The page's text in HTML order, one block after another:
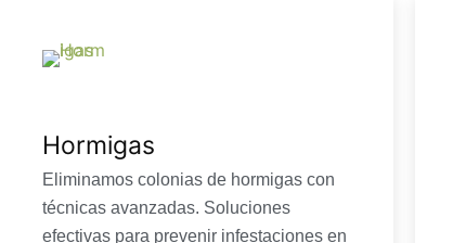
Hormigas
Eliminamos colonias de hormigas con
técnicas avanzadas. Soluciones
efectivas para prevenir infestaciones en